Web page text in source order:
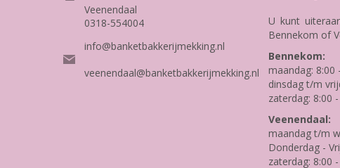
Veenendaal
0318-554004
info@banketbakkerijmekking.nl
veenendaal@banketbakkerijmekking.nl
U kunt
Bennekom of
Bennekom:
maandag: 8:00
dinsdag t/m
zaterdag: 8:00
Veenendaal:
maandag t/m
Donderdag -
zaterdag: 8:00